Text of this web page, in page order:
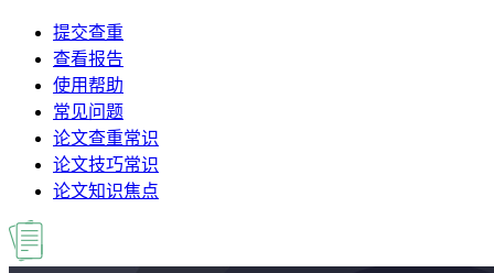
提交查重
查看报告
使用帮助
常见问题
论文查重常识
论文技巧常识
论文知识焦点